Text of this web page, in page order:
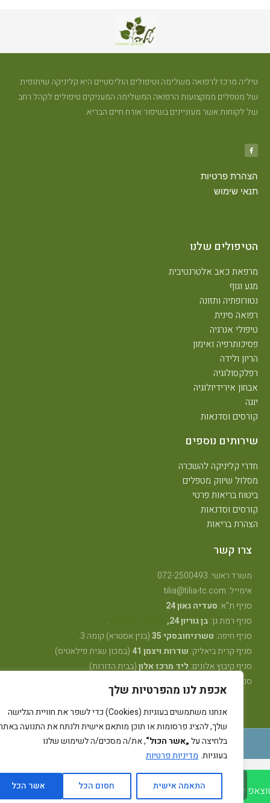
אכפת לנו מהפרטיות שלך
אנחנו משתמשים בעוגיות (Cookies) כדי לשפר את חוויית הגלישה
שלך, להציג פרסומות או תוכן מותאם אישית ולנתח את התנועה באתר.
בלחיצה על„אשר הכול“, את/ה מסכים/ה לשימוש שלנו
בעוגיות.מדיניות פרטיות
התאמה אישית חסום הכל אשר הכל
טיליה מרכז לרפואה משלימה וטיפולים הוליסטיים היא קליניקה שיתופית
של מטפלים ממקצועות הרפואה המשלימה המעניקים טיפולים לקהל רחב
של לקוחות אשר מעוניינים בשיפור אורח חיים הבריא.
הצהרת פרטיות
תנאי שימוש
הטיפולים שלנו
מרפאת כאב אלטרנטיבית
מגע וגוף
נטורופתיה ותזונה
רפואה סינית
טיפולי אנרגיה
פסיכותרפיה ואימון
הריון ולידה
רפלקסולוגיה
אבחון אירידיולוגיה
יוגה
קורסים וסדנאות
חייג/י לטיליה לטיליה
שירותים נוספים
חדרי קליניקה להשכרה
מסלול שיווק מטפלים
ביטוח בריאות פרטי
קורסים וסדנאות
הצהרת בריאות
צרו קשר
משרד ראשי: 072-2500493
אימייל: tilia@tilia-tc.com
סניף ת"א:סעדיה גאון 24
סניף רמת גן:בן גוריון 24, קליניקה טיפולית
סניף חיפה:טשרניחובסקי 35
(בנין אסטרא) קומה 3.
סניף קרית ביאליק:שדרות ויצמן 41
(במכון שגית פילאטיס)
סניף קיבוץ אלונים:ליד מרכז אלון(בבית הדורות)
סניף באר שבע: מרדכי מקלף 62 (מאוחדת שכונה ו׳ החדשה)
רייבן מדיה - קידום ובניית אתרים
גלילה